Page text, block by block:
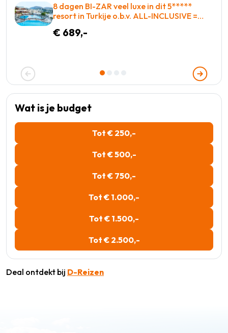
8 dagen BI-ZAR veel luxe in dit 5*****
resort in Turkije o.b.v. ALL-INCLUSIVE =
€ 689,-
Wat is je budget
Tot € 250,-
Tot € 500,-
Tot € 750,-
Tot € 1.000,-
Tot € 1.500,-
Tot € 2.500,-
Deal ontdekt bij D-Reizen